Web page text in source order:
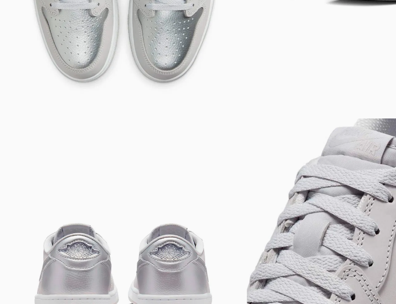
Bem-Vindo à
Para ter uma melhor experiência de
e veja a seleção de produtos disponíveis